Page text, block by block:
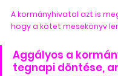
A kormányhivatal azt is
hogy a kötet mesekönyv
Aggályos a
tegnapi döntése,